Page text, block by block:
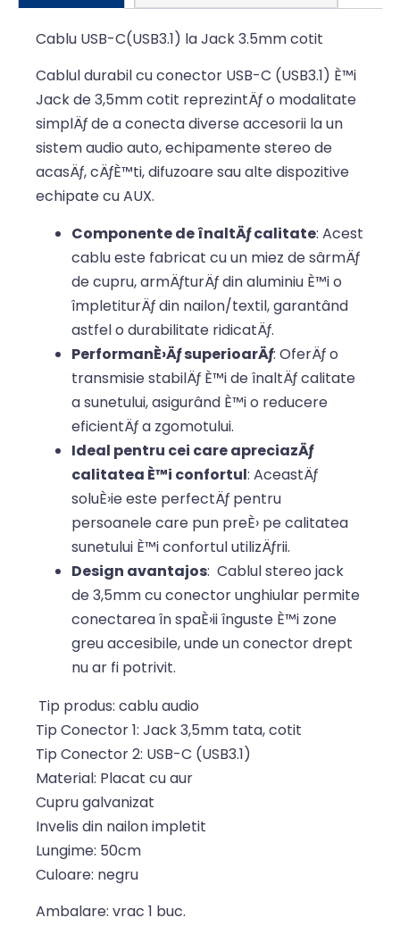
Cablu USB-C(USB3.1) la Jack 3.5mm cotit
Cablul durabil cu conector USB-C (USB3.1) È™i
Jack de 3,5mm cotit reprezintÄƒ o modalitate
simplÄƒ de a conecta diverse accesorii la un
sistem audio auto, echipamente stereo de
acasÄƒ, cÄƒÈ™ti, difuzoare sau alte dispozitive
echipate cu AUX.
Componente de înaltÄƒ calitate: Acest
cablu este fabricat cu un miez de sârmÄƒ
de cupru, armÄƒturÄƒ din aluminiu È™i o
împletiturÄƒ din nailon/textil, garantând
astfel o durabilitate ridicatÄƒ.
PerformanÈ›Äƒ superioarÄƒ: OferÄƒ o
transmisie stabilÄƒ È™i de înaltÄƒ calitate
a sunetului, asigurând È™i o reducere
eficientÄƒ a zgomotului.
Ideal pentru cei care apreciazÄƒ
calitatea È™i confortul: AceastÄƒ
soluÈ›ie este perfectÄƒ pentru
persoanele care pun preÈ› pe calitatea
sunetului È™i confortul utilizÄƒrii.
Design avantajos: Cablul stereo jack
de 3,5mm cu conector unghiular permite
conectarea în spaÈ›ii înguste È™i zone
greu accesibile, unde un conector drept
nu ar fi potrivit.
Tip produs: cablu audio
Tip Conector 1: Jack 3,5mm tata, cotit
Tip Conector 2: USB-C (USB3.1)
Material: Placat cu aur
Cupru galvanizat
Invelis din nailon impletit
Lungime: 50cm
Culoare: negru
Ambalare: vrac 1 buc.